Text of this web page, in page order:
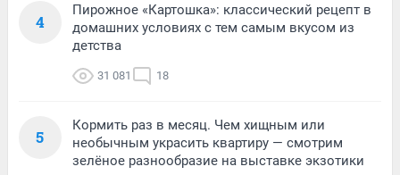
4
Пирожное «Картошка»: классический рецепт в
домашних условиях с тем самым вкусом из
детства
31 081 18
5
Кормить раз в месяц. Чем хищным или
необычным украсить квартиру — смотрим
зелёное разнообразие на выставке экзотики